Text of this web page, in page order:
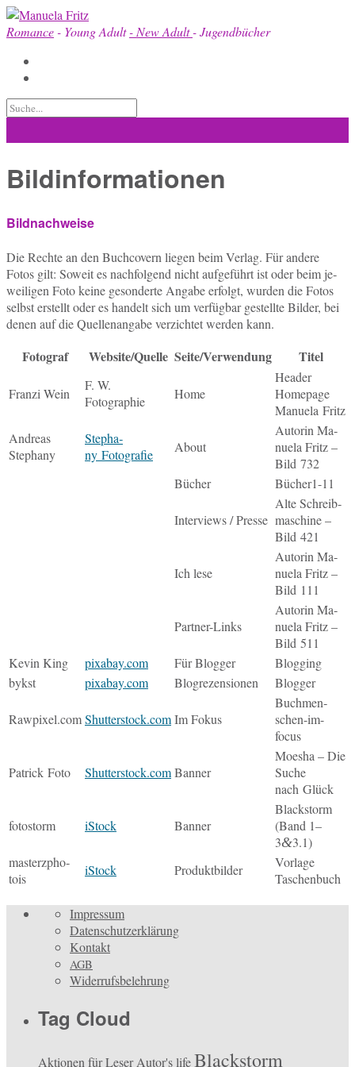
Skip
to
Romance- Young Adult- New Adult- Jugendbücher
Bildinformationen
Bildnachweise
Die Rechte an den Buch­co­vern liegen beim Verlag. Für andere
Fotos gilt: Soweit es nach­fol­gend nicht auf­ge­führt ist oder beim je­
wei­li­gen Foto keine ge­son­der­te Angabe er­folgt, wurden die Fotos
selbst er­stellt oder es han­delt sich um ver­füg­bar ge­stell­te Bilder, bei
denen auf die Quel­len­an­ga­be ver­zich­tet werden kann.
Fo­to­graf Website/Quelle Seite/Verwendung Titel
Franzi Wein
F. W.
Fotographie
Home
Header
Home­page
Ma­nue­la Fritz
An­dre­as
Stephany
Ste­pha­
ny Fotografie
About
Au­torin Ma­
nue­la Fritz –
Bild 732
Bücher
Bü­cher1-11
In­ter­views / Presse
Alte Schreib­
ma­schi­ne –
Bild 421
Ich lese
Au­torin Ma­
nue­la Fritz –
Bild 111
Part­ner-Links
Au­torin Ma­
nue­la Fritz –
Bild 511
Kevin King
pixabay.com Für Blog­ger
Blog­ging
bykst
pixabay.com Blogre­zen­sio­nen Blog­ger
Rawpixel.comShutterstock.comIm Fokus
Buch­men­
schen-im-
focus
Pa­trick Foto Shutterstock.comBanner
Moesha – Die
Suche
nach Glück
fo­to­storm iStock Banner
Black­storm
(Band 1–
3&3.1)
mas­terz­pho­
tois
iStock Pro­dukt­bil­der
Vor­la­ge
Taschenbuch
Impressum
Datenschutzerklärung
Kontakt
AGB
Widerrufsbelehrung
Tag Cloud
Aktionen für Leser Autor's lifeBlackstorm